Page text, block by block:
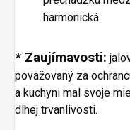
harmonická.
* Zaujímavosti:
považovaný za
a kuchyni mal svoje
dlhej trvanlivosti.